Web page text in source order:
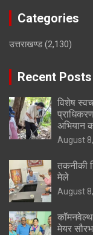
Categories
उत्तराखण्ड(2,130)
Recent Posts
विशेष
अभियान
August
तकनीकी
मेले
August
कॉमनवेल्थ
मेयर